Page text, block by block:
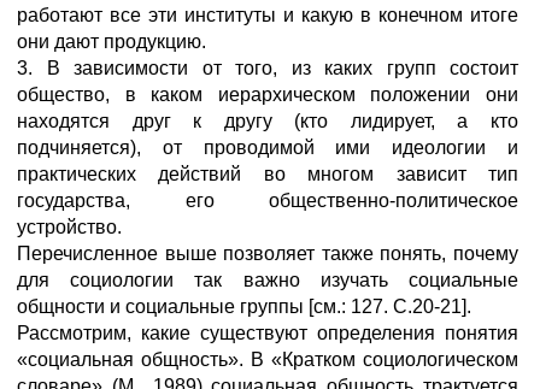
работают все эти институты и какую в конечном итоге
они дают продукцию.
3. В зависимости от того, из каких групп состоит
общество, в каком иерархическом положении они
находятся друг к другу (кто лидирует, а кто
подчиняется), от проводимой ими идеологии и
практических действий во многом зависит тип
государства, его общественно-политическое
устройство.
Перечисленное выше позволяет также понять, почему
для социологии так важно изучать социальные
общности и социальные группы [см.: 127. С.20-21].
Рассмотрим, какие существуют определения понятия
«социальная общность». В «Кратком социологическом